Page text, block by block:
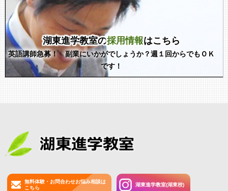
湖東進学教室の採用情報はこちら
英語講師急募！ 副業にいかがでしょうか？週１回からでもＯＫ
です！
無料体験・お問合わせお悩み相談は
こちら
湖東進学教室(湖東校)